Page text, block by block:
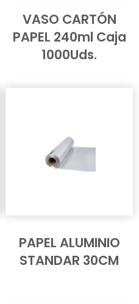
VASO CARTÓN
PAPEL 240ml Caja
1000Uds.
PAPEL ALUMINIO
STANDAR 30CM